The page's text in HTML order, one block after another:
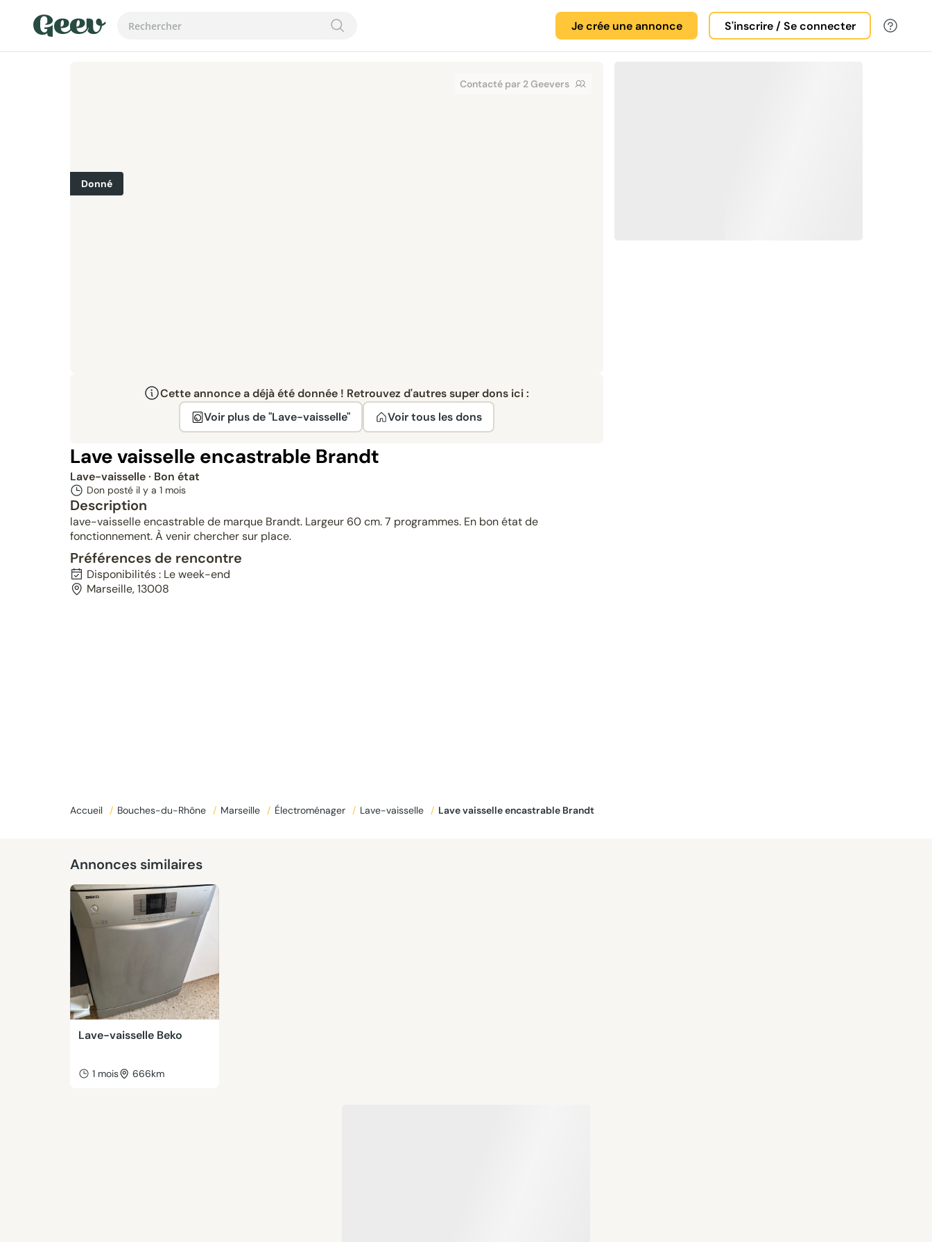
Je crée une annonce S'inscrire / Se connecter
Contacté par 2 Geevers
Donné
Cette annonce a déjà été donnée ! Retrouvez d'autres super dons ici :
Voir plus de "Lave-vaisselle"
Voir tous les dons
Lave vaisselle encastrable Brandt
Lave-vaisselle· Bon état
Don posté il y a 1 mois
Description
lave-vaisselle encastrable de marque Brandt. Largeur 60 cm. 7 programmes. En bon état de
fonctionnement. À venir chercher sur place.
Préférences de rencontre
Disponibilités : Le week-end
Marseille, 13008
Accueil / Bouches-du-Rhône / Marseille / Électroménager / Lave-vaisselle / Lave vaisselle encastrable Brandt
Annonces similaires
Lave-vaisselle Beko
1 mois 666km